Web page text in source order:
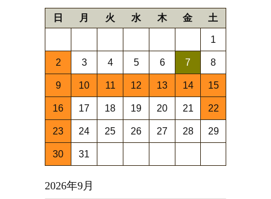
日 月 火 水 木 金 土
1
2 3 4 5 6 7 8
9 10 11 12 13 14 15
16 17 18 19 20 21 22
23 24 25 26 27 28 29
30 31
2026年9月